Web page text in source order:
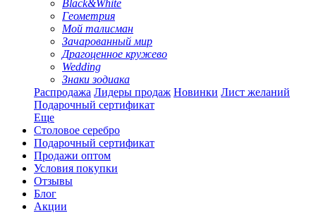
Black&White
Геометрия
Мой талисман
Зачарованный мир
Драгоценное кружево
Wedding
Знаки зодиака
Распродажа Лидеры продаж Новинки Лист желаний
Подарочный сертификат
Еще
Столовое серебро
Подарочный сертификат
Продажи оптом
Условия покупки
Отзывы
Блог
Акции